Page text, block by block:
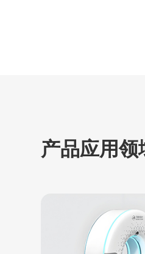
产品应用领